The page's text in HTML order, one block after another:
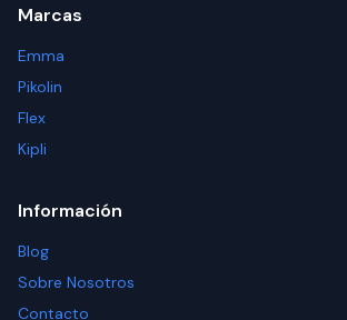
Marcas
Emma
Pikolin
Flex
Kipli
Información
Blog
Sobre Nosotros
Contacto